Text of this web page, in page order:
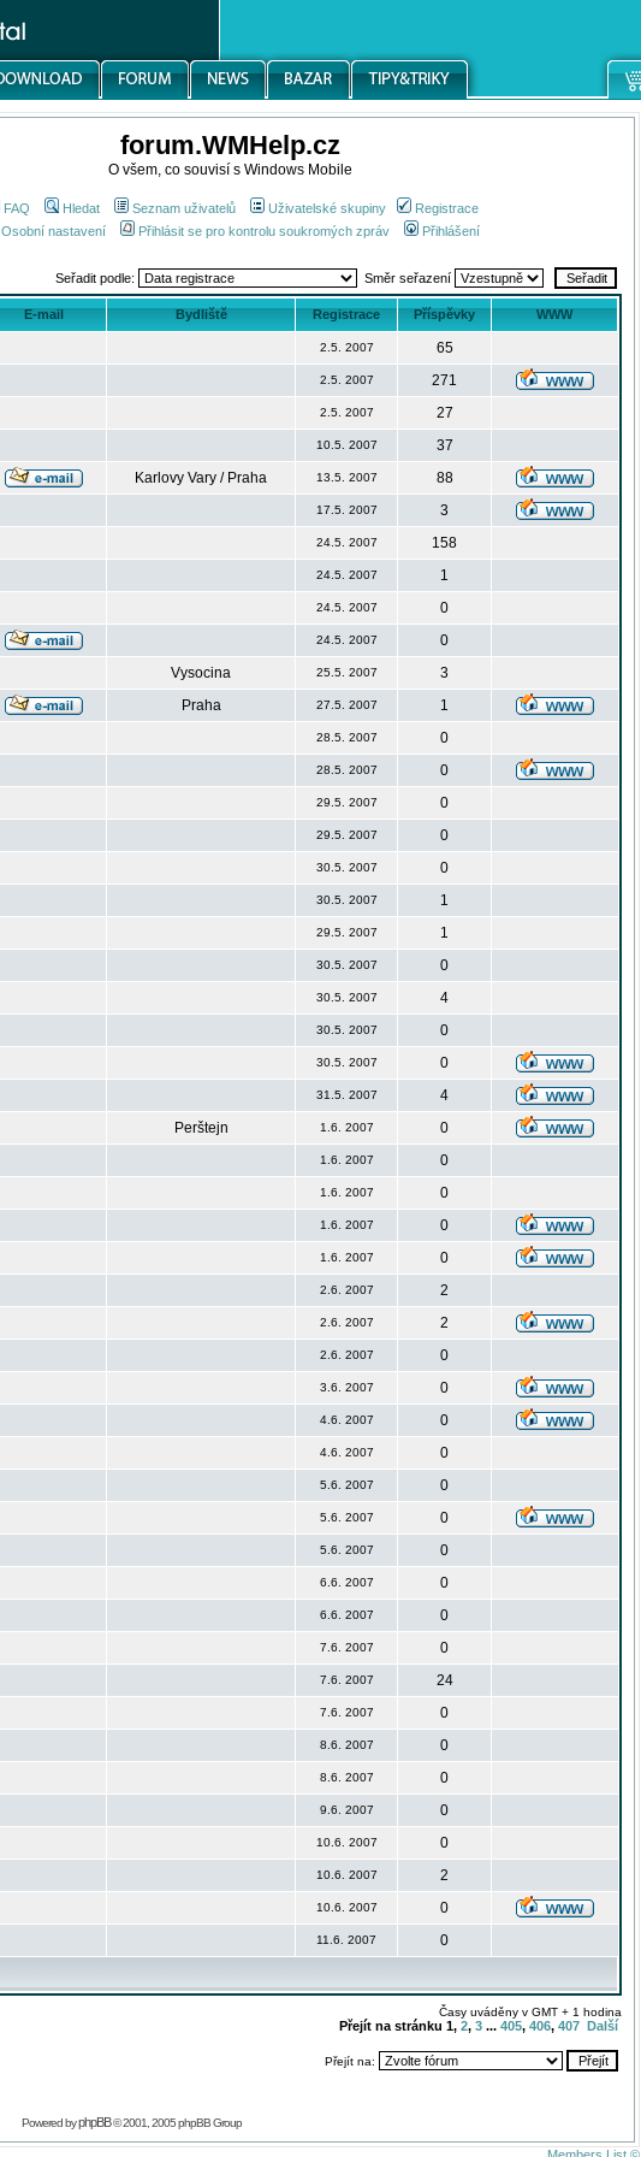
forum.WMHelp.cz
O všem, co souvisí s Windows Mobile
FAQ Hledat Seznam uživatelů Uživatelské skupiny
Registrace
Osobní nastavení
Přihlásit se pro kontrolu soukromých zpráv Přihlášení
Seřadit podle: Směr seřazení
E-mail Bydliště Registrace Příspěvky WWW
2.5. 2007
65
2.5. 2007
271
2.5. 2007
27
10.5. 2007
37
Karlovy Vary / Praha 13.5. 2007
88
17.5. 2007
3
24.5. 2007
158
24.5. 2007
1
24.5. 2007
0
24.5. 2007
0
Vysocina 25.5. 2007
3
Praha 27.5. 2007
1
28.5. 2007
0
28.5. 2007
0
29.5. 2007
0
29.5. 2007
0
30.5. 2007
0
30.5. 2007
1
29.5. 2007
1
30.5. 2007
0
30.5. 2007
4
30.5. 2007
0
30.5. 2007
0
31.5. 2007
4
Perštejn 1.6. 2007
0
1.6. 2007
0
1.6. 2007
0
1.6. 2007
0
1.6. 2007
0
2.6. 2007
2
2.6. 2007
2
2.6. 2007
0
3.6. 2007
0
4.6. 2007
0
4.6. 2007
0
5.6. 2007
0
5.6. 2007
0
5.6. 2007
0
6.6. 2007
0
6.6. 2007
0
7.6. 2007
0
7.6. 2007
24
7.6. 2007
0
8.6. 2007
0
8.6. 2007
0
9.6. 2007
0
10.6. 2007
0
10.6. 2007
2
10.6. 2007
0
11.6. 2007 0
Časy uváděny v GMT + 1 hodina
Přejít na stránku 1, 2, 3 ... 405, 406, 407 Další
Přejít na:
Powered byphpBB© 2001, 2005 phpBB Group